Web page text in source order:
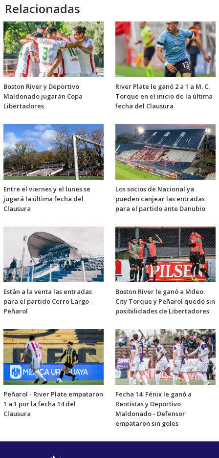
Relacionadas
Boston River y Deportivo
Maldonado jugarán Copa
Libertadores
River Plate le ganó 2 a 1 a M. C.
Torque en el inicio de la última
fecha del Clausura
Entre el viernes y el lunes se
jugará la última fecha del
Clausura
Los socios de Nacional ya
pueden canjear las entradas
para el partido ante Danubio
Están a la venta las entradas
para el partido Cerro Largo -
Peñarol
Boston River le ganó a Mdeo.
City Torque y Peñarol quedó sin
posibilidades de Libertadores
Peñarol - River Plate empataron
1 a 1 por la fecha 14 del
Clausura
Fecha 14: Fénix le ganó a
Rentistas y Deportivo
Maldonado - Defensor
empataron sin goles